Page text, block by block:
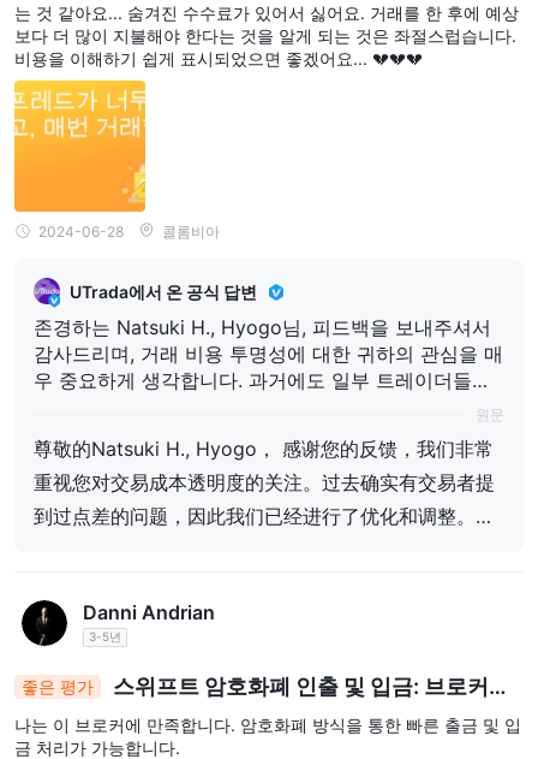
는 것 같아요... 숨겨진 수수료가 있어서 싫어요. 거래를 한 후에 예상
보다 더 많이 지불해야 한다는 것을 알게 되는 것은 좌절스럽습니다.
비용을 이해하기 쉽게 표시되었으면 좋겠어요... 💔💔💔
2024-06-28 콜롬비아
UTrada에서 온 공식 답변
존경하는 Natsuki H., Hyogo님, 피드백을 보내주셔서
감사드리며, 거래 비용 투명성에 대한 귀하의 관심을 매
우 중요하게 생각합니다. 과거에도 일부 트레이더들이
스프레드 문제를 제기한 바 있어, 저희는 이를 최적화하
어 업계에서 강한 경쟁력을 갖추고 있습니다. 귀하께서
다시 한번 경험해 보시면 더욱 유리한 거래 비용을 느끼
실 수 있을 것이라 믿습니다. 앞으로 더 나은 거래 경험
원문
尊敬的Natsuki H., Hyogo， 感谢您的反馈，我们非常
重视您对交易成本透明度的关注。过去确实有交易者提
到过点差的问题，因此我们已经进行了优化和调整。目
优势的交易成本。希望未来能为您带来更好的交易体
验。
Danni Andrian
3-5년
좋은 평가
스위프트 암호화폐 인출 및 입금: 브로커가
신속한 거래를 제공합니다
나는 이 브로커에 만족합니다. 암호화폐 방식을 통한 빠른 출금 및 입
금 처리가 가능합니다.